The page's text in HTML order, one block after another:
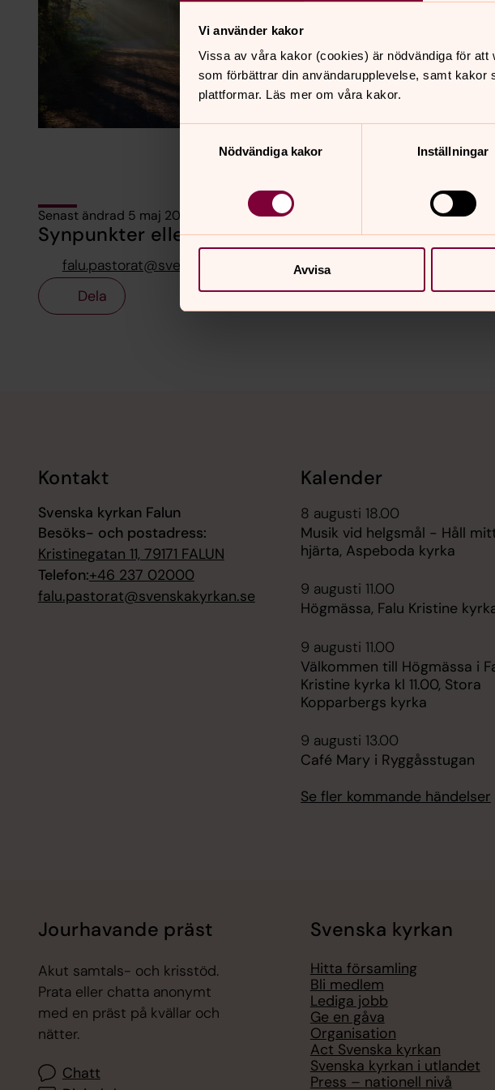
Vi använder kakor
Vissa av våra kakor (cookies) är nödvändiga för
som förbättrar din användarupplevelse, samt
plattformar. Läs mer om våra kakor.
Samtyckesval
Nödvändiga kakor
Inställningar
Avvisa
Senast ändrad 5 maj 2026
Synpunkter eller frågor på sidans innehåll?
falu.pastorat@svenskakyrkan.se
Dela
Kontakt
Svenska kyrkan Falun
Besöks- och postadress:
Kristinegatan 11, 79171 FALUN
Telefon:+46 237 02000
falu.pastorat@svenskakyrkan.se
Kalender
8 augusti 18.00
Musik vid helgsmål - Håll
hjärta, Aspeboda kyrka
9 augusti 11.00
Högmässa, Falu Kristine
9 augusti 11.00
Välkommen till Högmässa i
Kristine kyrka kl 11.00, Stora
Kopparbergs kyrka
9 augusti 13.00
Café Mary i Ryggåsstugan
Se fler kommande händelser
Jourhavande präst
Akut samtals- och krisstöd.
Prata eller chatta anonymt
med en präst på kvällar och
nätter.
Chatt
Svenska kyrkan
Hitta församling
Bli medlem
Lediga jobb
Ge en gåva
Organisation
Act Svenska kyrkan
Svenska kyrkan i utlandet
Press – nationell nivå